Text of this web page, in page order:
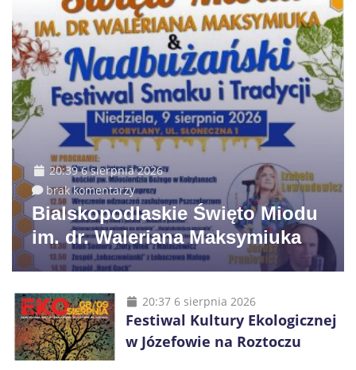
20:39 6 sierpnia 2026
brak komentarzy
Bialskopodlaskie Święto Miodu
im. dr. Waleriana Maksymiuka
20:37 6 sierpnia 2026
Festiwal Kultury Ekologicznej
w Józefowie na Roztoczu